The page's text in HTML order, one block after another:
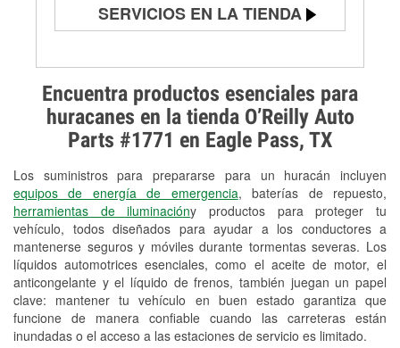
Encuentra productos esenciales para
huracanes en la tienda O’Reilly Auto
Parts #1771 en Eagle Pass, TX
Los suministros para prepararse para un huracán incluyen
equipos de energía de emergencia, baterías de repuesto,
herramientas de iluminacióny productos para proteger tu
vehículo, todos diseñados para ayudar a los conductores a
mantenerse seguros y móviles durante tormentas severas. Los
líquidos automotrices esenciales, como el aceite de motor, el
anticongelante y el líquido de frenos, también juegan un papel
clave: mantener tu vehículo en buen estado garantiza que
funcione de manera confiable cuando las carreteras están
inundadas o el acceso a las estaciones de servicio es limitado.
SERVICIOS EN LA TIENDA
Prueba de alternadores y
arrancadores
Revisión de la luz "Check Engine"
Reciclaje de baterías y aceite
Instalación de bombillas de faros
Instalación de limpiaparabrisas
Programa de Préstamo de
Herramientas
Rectificación de tambores y discos de